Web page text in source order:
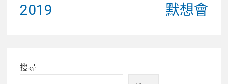
2019
默想會
Sidebar
搜尋